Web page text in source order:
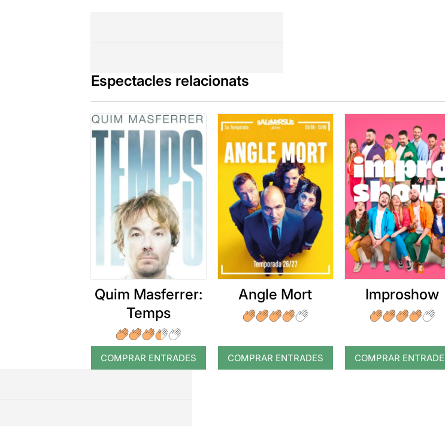
Espectacles relacionats
Quim Masferrer:
Temps
COMPRAR ENTRADES
Angle Mort
COMPRAR ENTRADES
Improshow
COMPRAR